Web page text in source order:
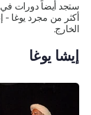
ستجد أيضاً دورات في
أكثر من مجرد يوغا -
الخارج.
إيشا يوغا